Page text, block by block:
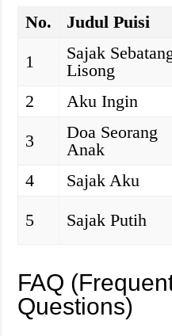
No. Judul Puisi
1
Sajak
Lisong
2
Aku Ingin
3
Doa Seorang
Anak
4
Sajak Aku
5
Sajak Putih
FAQ
Questions)